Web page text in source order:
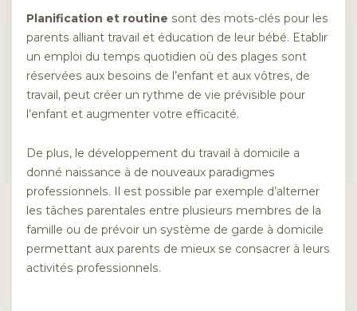
Planification et routine sont des mots-clés pour les
parents alliant travail et éducation de leur bébé. Etablir
un emploi du temps quotidien où des plages sont
réservées aux besoins de l’enfant et aux vôtres, de
travail, peut créer un rythme de vie prévisible pour
l’enfant et augmenter votre efficacité.
De plus, le développement du travail à domicile a
donné naissance à de nouveaux paradigmes
professionnels. Il est possible par exemple d’alterner
les tâches parentales entre plusieurs membres de la
famille ou de prévoir un système de garde à domicile
permettant aux parents de mieux se consacrer à leurs
activités professionnels.